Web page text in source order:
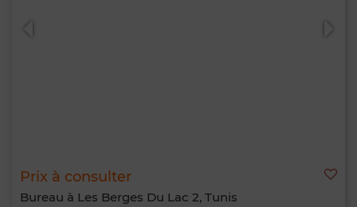
Prix à consulter
Bureau à Les Berges Du Lac 2, Tunis